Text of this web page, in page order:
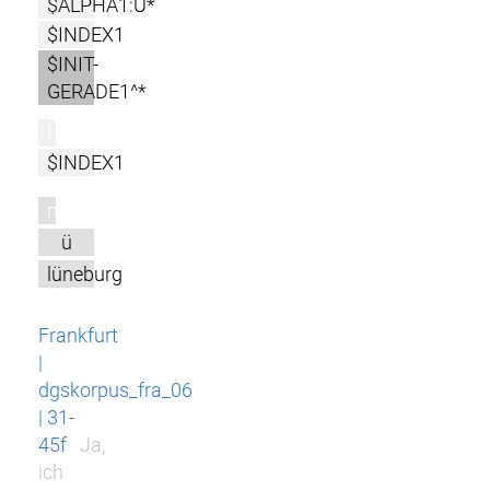
$ALPHA1:U*
$INDEX1
$INIT-
GERADE1^*
$INDEX1
m
ü
lüneburg
Frankfurt
|
dgskorpus_fra_06
| 31-
45f
Ja,
ich